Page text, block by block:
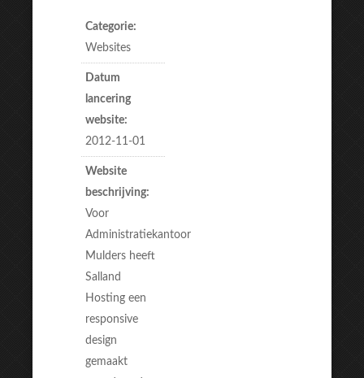
Categorie:
Websites
Datum
lancering
website:
2012-11-01
Website
beschrijving:
Voor
Administratiekantoor
Mulders heeft
Salland
Hosting een
responsive
design
gemaakt